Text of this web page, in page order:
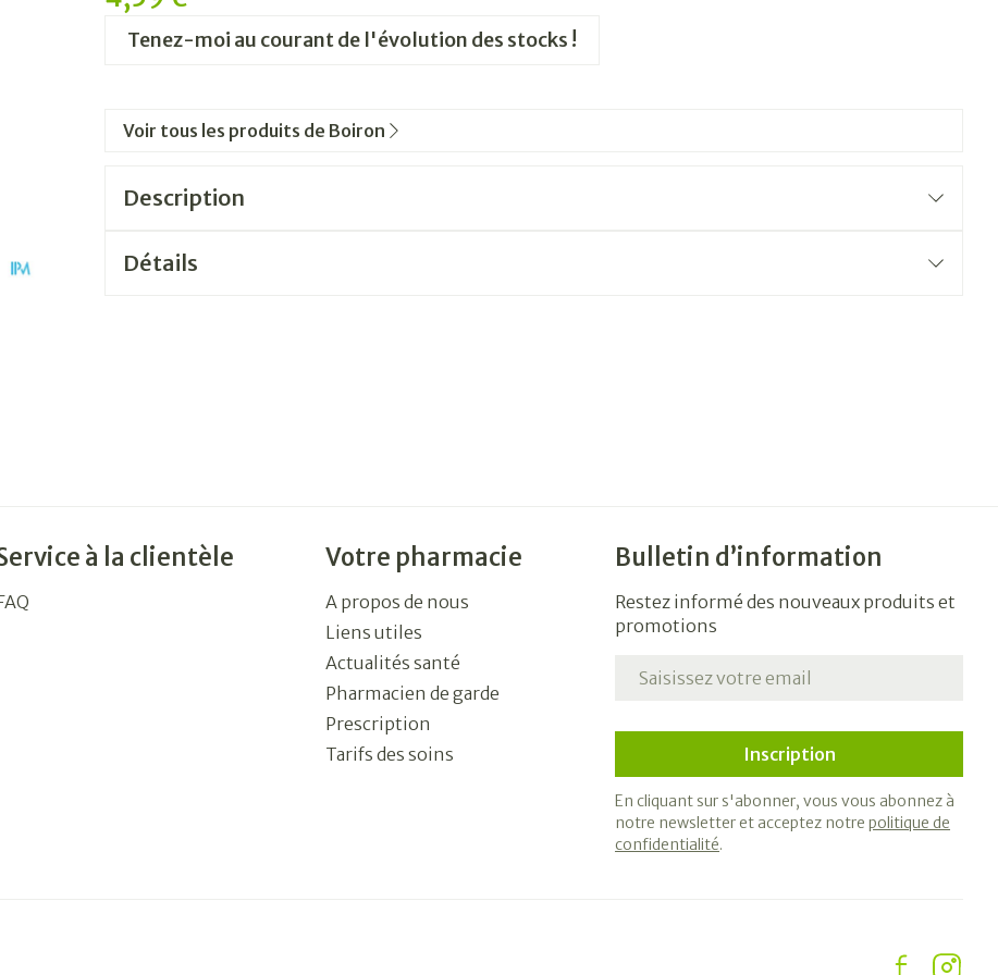
Tenez-moi au courant de l'évolution des stocks !
Voir tous les produits de Boiron
Description
Détails
à la clientèle Votre pharmacie
A propos de nous
Liens utiles
Actualités santé
Pharmacien de garde
Prescription
Tarifs des soins
Bulletin d’information
Restez informé des nouveaux produits et
promotions
Inscription
En cliquant sur s'abonner, vous vous abonnez à
notre newsletter et acceptez notrepolitique de
confidentialité.